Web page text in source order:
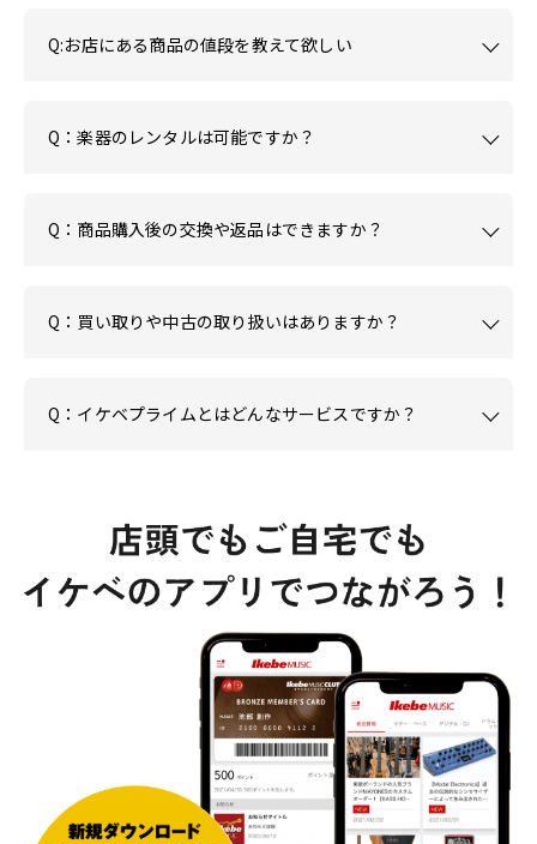
Q:お店にある商品の値段を教えて欲しい
Q：楽器のレンタルは可能ですか？
Q：商品購入後の交換や返品はできますか？
Q：買い取りや中古の取り扱いはありますか？
Q：イケベプライムとはどんなサービスですか？